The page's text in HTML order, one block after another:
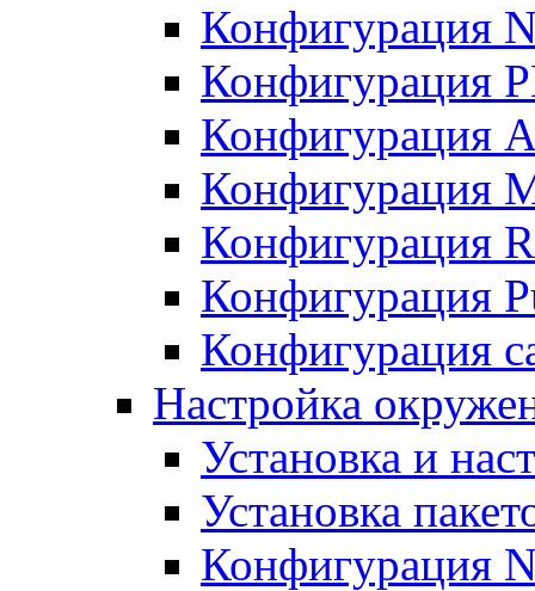
Конфигурация
Конфигурация
Конфигурация
Конфигурация
Конфигурация
Конфигурация
Конфигурация
Настройка
Установка и
Установка
Конфигурация